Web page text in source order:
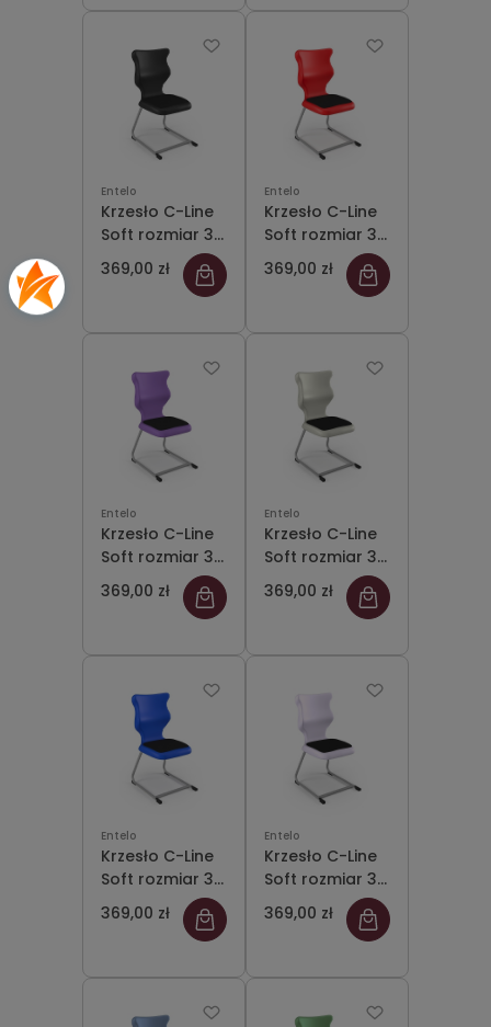
Entelo
Krzesło C-Line
Soft rozmiar 3
siedzisko
czarny/stelaż
369,00 zł
Entelo
Krzesło C-Line
Soft rozmiar 3
siedzisko
czerwony/stelaż
369,00 zł
Entelo
Krzesło C-Line
Soft rozmiar 3
siedzisko
fioletowy/stelaż
369,00 zł
Entelo
Krzesło C-Line
Soft rozmiar 3
siedzisko jasny
szary/stelaż
369,00 zł
Entelo
Krzesło C-Line
Soft rozmiar 3
siedzisko
niebieski/stelaż
369,00 zł
Entelo
Krzesło C-Line
Soft rozmiar 3
siedzisko
pastelowy
fioletowy/stelaż
szary
369,00 zł